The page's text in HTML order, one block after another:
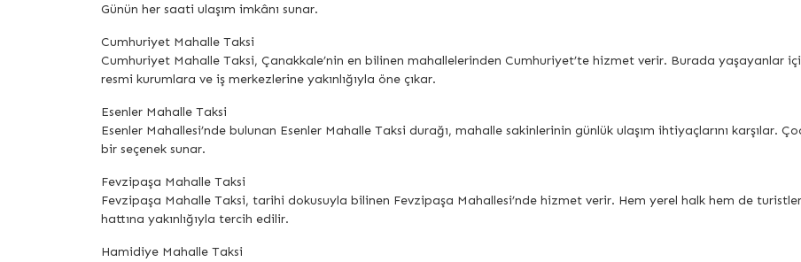
Günün her saati ulaşım imkânı sunar.
Cumhuriyet Mahalle Taksi
Cumhuriyet Mahalle Taksi, Çanakkale’nin en bilinen mahallelerinden Cumhuriyet’te hizmet verir. Burada yaşayanlar
resmi kurumlara ve iş merkezlerine yakınlığıyla öne çıkar.
Esenler Mahalle Taksi
Esenler Mahallesi’nde bulunan Esenler Mahalle Taksi durağı, mahalle sakinlerinin günlük ulaşım ihtiyaçlarını karşılar.
bir seçenek sunar.
Fevzipaşa Mahalle Taksi
Fevzipaşa Mahalle Taksi, tarihi dokusuyla bilinen Fevzipaşa Mahallesi’nde hizmet verir. Hem yerel halk hem de
hattına yakınlığıyla tercih edilir.
Hamidiye Mahalle Taksi